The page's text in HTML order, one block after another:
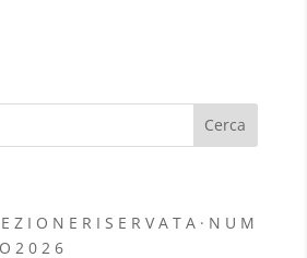
Z I O N E R I S E R V A T A · N U M
2 0 2 6